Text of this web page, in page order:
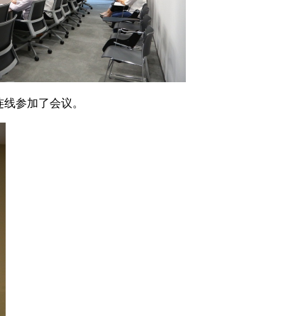
参加了会议。